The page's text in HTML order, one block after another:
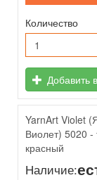
Количество
Добавить
YarnArt Violet
Виолет) 5020 -
красный
Наличие: